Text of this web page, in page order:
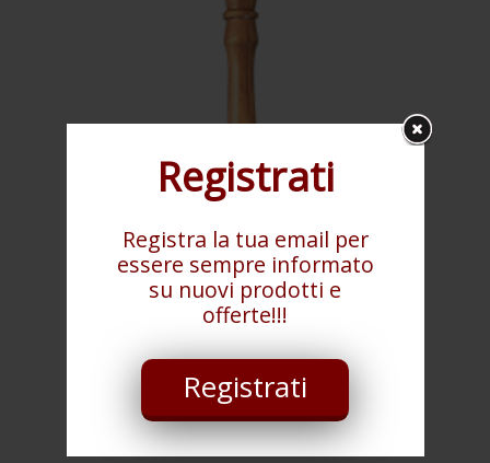
Registrati
Registra la tua email per
essere sempre informato
su nuovi prodotti e
offerte!!!
Registrati
Maglietto in legno di Acacia
€ 39,00